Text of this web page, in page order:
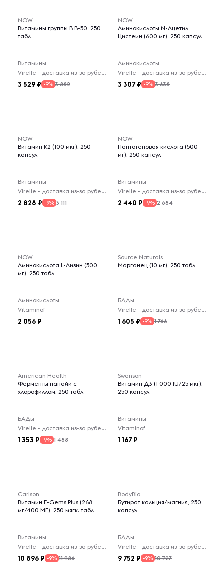
NOW
Витамины группы В В-50, 250
табл
Витамины
Virelle - доставка из-за рубежа
3 529 -9% 3 882
NOW
Аминокислоты N-Ацетил
Цистеин (600 мг), 250 капсул
Аминокислоты
Virelle - доставка из-за рубежа
3 307 -9% 3 638
NOW
Витамин K2 (100 мкг), 250
капсул
Витамины
Virelle - доставка из-за рубежа
2 828 -9% 3 111
NOW
Пантотеновая кислота (500
мг), 250 капсул
Витамины
Virelle - доставка из-за рубежа
2 440 -9% 2 684
NOW
Аминокислота L-Лизин (500
мг), 250 табл
Аминокислоты
Vitaminof
2 056
Source Naturals
Марганец (10 мг), 250 табл
БАДы
Virelle - доставка из-за рубежа
1 605 -9% 1 766
American Health
Ферменты папайи с
хлорофиллом, 250 табл
БАДы
Virelle - доставка из-за рубежа
1 353 -9% 1 488
Swanson
Витамин Д3 (1 000 IU/25 мкг),
250 капсул
Витамины
Vitaminof
1 167
Carlson
Витамин E-Gems Plus (268
мг/400 МЕ), 250 мягк. табл
Витамины
Virelle - доставка из-за рубежа
10 896 -9% 11 986
BodyBio
Бутират кальция/магния, 250
капсул
БАДы
Virelle - доставка из-за рубежа
9 752 -9% 10 727